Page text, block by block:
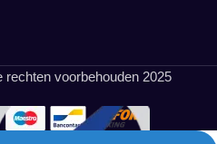
voorbehouden 2025